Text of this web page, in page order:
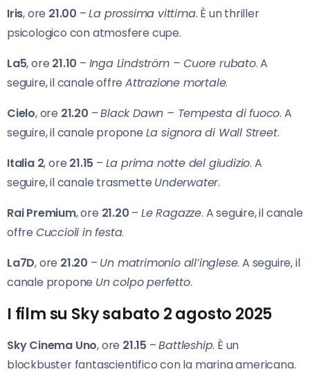
Iris, ore 21.00 –La prossima vittima. È un thriller
psicologico con atmosfere cupe.
La5, ore 21.10 – Inga Lindström – Cuore rubato. A
seguire, il canale offreAttrazione mortale.
Cielo, ore 21.20 –Black Dawn – Tempesta di fuoco. A
seguire, il canale propone La signora di Wall Street.
Italia 2, ore 21.15 – La prima notte del giudizio. A
seguire, il canale trasmette Underwater.
Rai Premium, ore 21.20 –Le Ragazze. A seguire, il canale
offre Cuccioli in festa.
La7D, ore 21.20 – Un matrimonio all’inglese. A seguire, il
canale propone Un colpo perfetto.
I film su Sky sabato 2 agosto 2025
Sky Cinema Uno, ore 21.15 –Battleship. È un
blockbuster fantascientifico con la marina americana.